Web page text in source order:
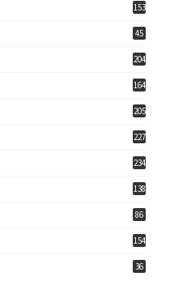
153
45
204
164
205
227
234
138
86
154
36